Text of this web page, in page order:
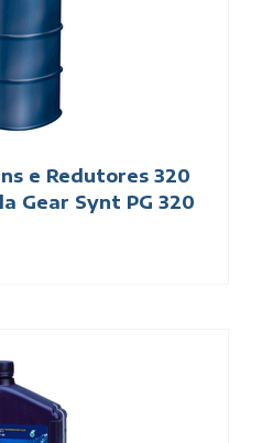
e Redutores 320
Gear Synt PG 320